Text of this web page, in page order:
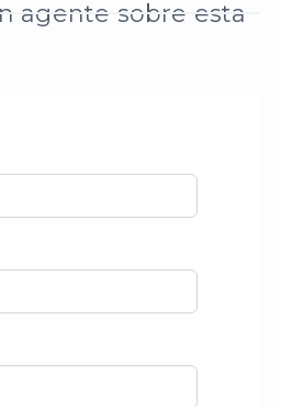
agente sobre esta